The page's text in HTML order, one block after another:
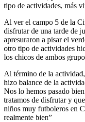
tipo de actividades, más
Al ver el campo 5 de la
disfrutar de una tarde de
apresuraron a pisar el
otro tipo de actividades
los chicos de ambos
Al término de la
hizo balance de la
Nos lo hemos pasado
tratamos de disfrutar y
niños muy futboleros en
realmente bien”